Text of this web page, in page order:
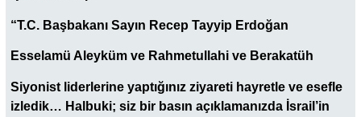
“T.C. Başbakanı Sayın Recep Tayyip Erdoğan
Esselamü Aleyküm ve Rahmetullahi ve Berakatüh
Siyonist liderlerine yaptığınız ziyareti hayretle ve esefle
izledik… Halbuki; siz bir basın açıklamanızda İsrail’in